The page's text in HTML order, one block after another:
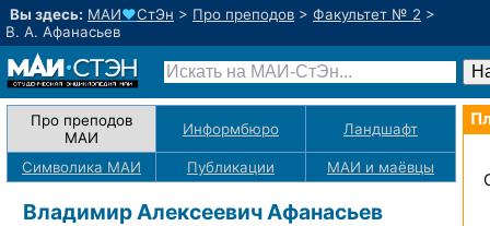
Вы здесь: МАИ♥СтЭн > Про преподов > Факультет № 2 >
В. А. Афанасьев
Про преподов
МАИ
Информбюро Ландшафт
Символика МАИ Публикации МАИ и маёвцы
Владимир Алексеевич Афанасьев